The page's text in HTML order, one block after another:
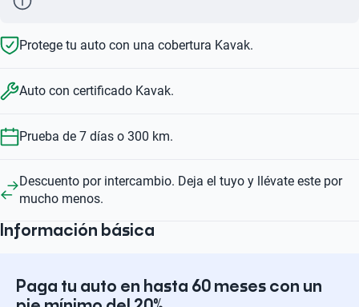
Protege tu auto con una cobertura Kavak.
Auto con certificado Kavak.
Prueba de 7 días o 300 km.
Descuento por intercambio. Deja el tuyo y llévate este por
mucho menos.
Información básica
Paga tu auto en hasta 60 meses con un